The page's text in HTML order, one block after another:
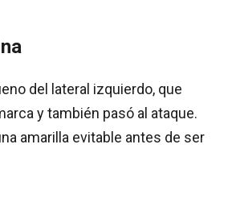
del lateral izquierdo, que
y también pasó al ataque.
amarilla evitable antes de ser